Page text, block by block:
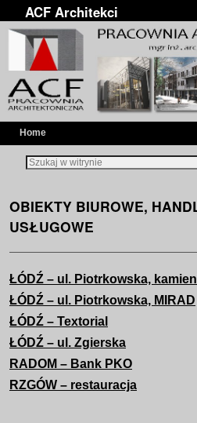
ACF Architekci
Home
OBIEKTY BIUROWE,
USŁUGOWE
ŁÓDŹ – ul. Piotrkowska,
ŁÓDŹ – ul. Piotrkowska, MIRAD
ŁÓDŹ – Textorial
ŁÓDŹ – ul. Zgierska
RADOM – Bank PKO
RZGÓW – restauracja